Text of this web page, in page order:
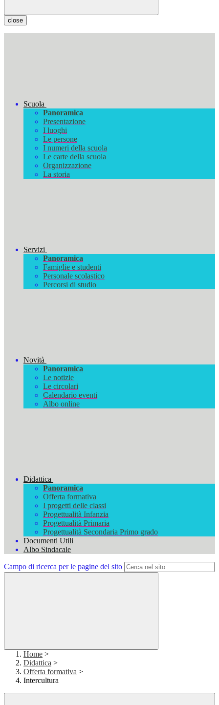
close
Scuola
Panoramica
Presentazione
I luoghi
Le persone
I numeri della scuola
Le carte della scuola
Organizzazione
La storia
Servizi
Panoramica
Famiglie e studenti
Personale scolastico
Percorsi di studio
Novità
Panoramica
Le notizie
Le circolari
Calendario eventi
Albo online
Didattica
Panoramica
Offerta formativa
I progetti delle classi
Progettualità Infanzia
Progettualità Primaria
Progettualità Secondaria Primo grado
Documenti Utili
Albo Sindacale
Campo di ricerca per le pagine del sito
Home >
Didattica >
Offerta formativa >
Intercultura